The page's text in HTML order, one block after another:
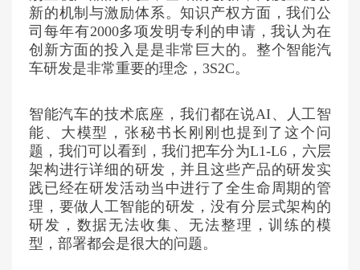
新的机制与激励体系。知识产权方面，我们公
司每年有2000多项发明专利的申请，我认为在
创新方面的投入是是非常巨大的。整个智能汽
车研发是非常重要的理念，3S2C。
智能汽车的技术底座，我们都在说AI、人工智
能、大模型，张秘书长刚刚也提到了这个问
题，我们可以看到，我们把车分为L1-L6，六层
架构进行详细的研发，并且这些产品的研发实
践已经在研发活动当中进行了全生命周期的管
理，要做人工智能的研发，没有分层式架构的
研发，数据无法收集、无法整理，训练的模
型，部署都会是很大的问题。